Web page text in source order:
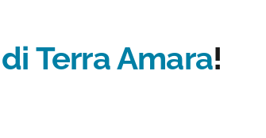
Terra Amara!